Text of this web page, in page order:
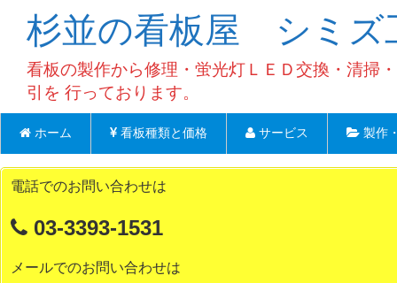
杉並の看板屋 シミズ
看板の製作から修理・蛍光灯ＬＥＤ交換・清掃
引を 行っております。
ホーム 看板種類と価格 サービス 製作
電話でのお問い合わせは
03-3393-1531
メールでのお問い合わせは